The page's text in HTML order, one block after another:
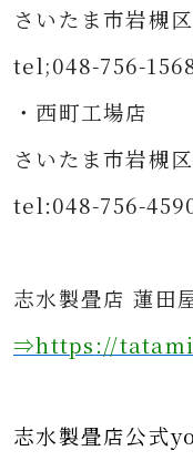
さいたま市岩槻
tel;048-756-
・西町工場店
さいたま市岩槻
tel:048-756-
志水製畳店 蓮田
⇒https://
志水製畳店公式